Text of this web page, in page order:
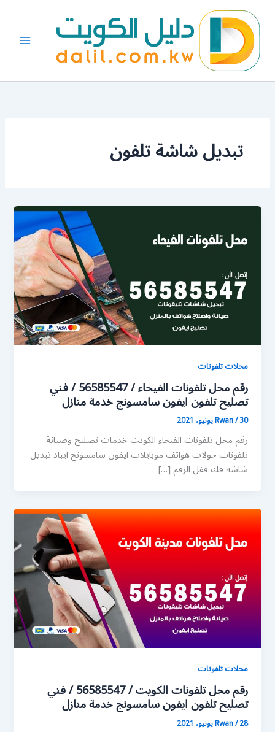
المحتوى
تبديل شاشة تلفون
محلات تلفونات
رقم محل تلفونات الفيحاء / 56585547 / فني
تصليح تلفون ايفون سامسونج خدمة منازل
Rwan/30 يونيو، 2021
رقم محل تلفونات الفيحاء الكويت خدمات تصليح وصيانة
تلفونات جولات هواتف موبايلات ايفون سامسونج ايباد تبديل
شاشة فك قفل الرقم […]
محلات تلفونات
رقم محل تلفونات الكويت / 56585547 / فني
تصليح تلفون ايفون سامسونج خدمة منازل
Rwan/28 يونيو، 2021